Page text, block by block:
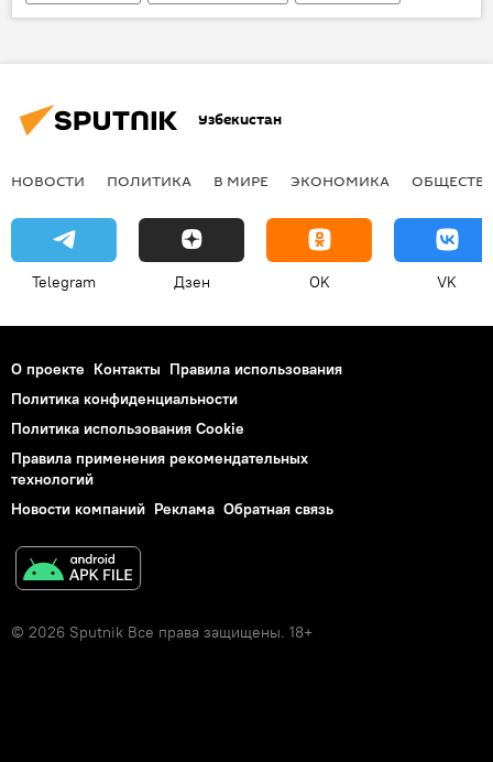
родильный дом
Узбекистан
Узбекистан
НОВОСТИ ПОЛИТИКА В МИРЕ ЭКОНОМИКА
Telegram Дзен OK VK
О проекте Контакты Правила использования
Политика конфиденциальности
Политика использования Cookie
Правила применения рекомендательных
технологий
Новости компаний Реклама Обратная связь
© 2026 Sputnik Все права защищены. 18+